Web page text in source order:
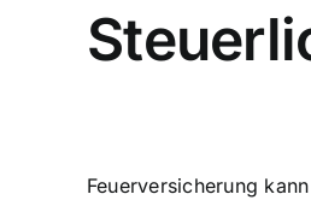
Feuerversicherung